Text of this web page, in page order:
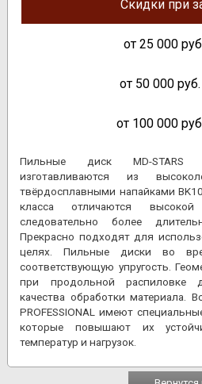
Скидки при
от 25 000
от 50 000
от 100 000
Пильные диск MD-STARS
изготавливаются из
твёрдосплавными напайками
класса отличаются
следовательно более
Прекрасно подходят для
целях. Пильные диски во
соответствующую упругость.
при продольной распиловке
качества обработки материала.
PROFESSIONAL имеют
которые повышают их
температур и нагрузок.